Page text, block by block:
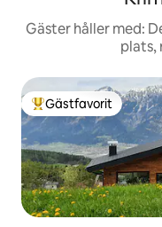
Gäster håller med:
plats,
Populär gästfavorit
Gästfavorit